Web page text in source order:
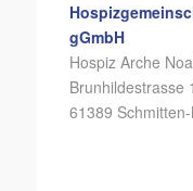
gGmbH
Hospiz Arche
Brunhildestrasse
61389